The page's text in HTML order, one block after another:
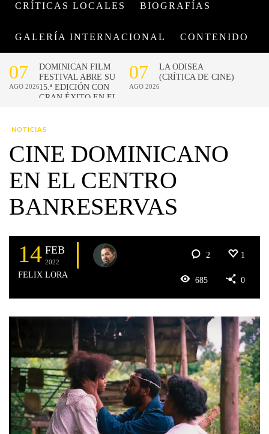
CRÍTICAS LOCALES BIOGRAFÍAS
GALERÍA INTERNACIONAL CONTENIDO
NOTICIAS
CINE DOMINICANO
EN EL CENTRO
BANRESERVAS
14 FEB
2022
FELIX LORA
2 1
685 0